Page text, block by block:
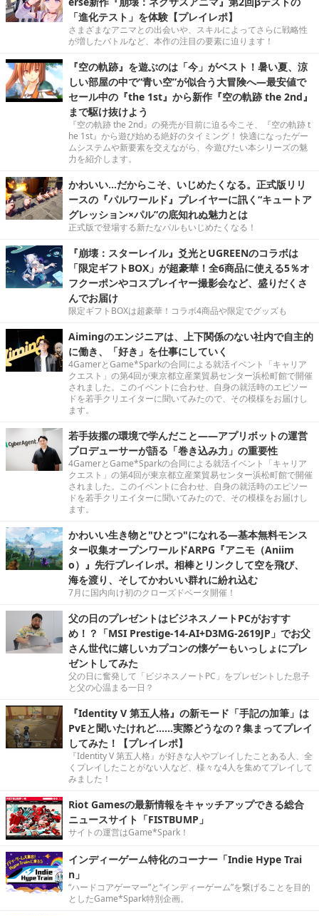
「進化テスト」を体験【プレイレポ】
さまざまなアニマとの出会いや、スキルによってさらに戦略性
が増したバトルなど、本作の注目の要素に迫ります！
『空の軌跡』を遊ぶのは「今」がベスト！暑い夏、涼
しい部屋の中で“青い空”が似合う大冒険へ―最安値で
セール中の『the 1st』から新作『空の軌跡 the 2nd』
まで駆け抜けよう
『空の軌跡 the 2nd』の発売が目前に迫る今こそ、『空の軌跡 t
he 1st』から遊び始める絶好のタイミング！ 快適になったゲー
ムシステムや新要素を交えながら、今遊びたい本シリーズの魅
力を紹介します。
かわいい…だからこそ、いじめたくなる。正式版リリ
ースの『パルワールド』プレイヤーに訊く“キュートア
グレッション×パル”の底知れぬ魅力とは
正式版で登場する新たなパルもいじめたくなる！
『崩壊：スターレイル』爻光とUGREENのコラボは
「限定ギフトBOX」が超豪華！全6商品に使える5％オ
フクーポンやコスプレイヤー撮影会など、盛りだくさ
んでお届け
限定ギフトBOXは超豪華！コラボ4商品や限定でグッズも
Aimingのエンジニアは、上下関係のない社内で自主的
に働き、「好き」を仕事にしていく
4GamerとGame*Sparkの合同による就活イベント「キャリア
クエスト」の第4回が東京都立産業貿易センター浜松町館で開催
されました。このイベントに合わせ、自身の就活時のエピソー
ドを若手クリエイターに聞いてみたので、その模様をお届けし
ます。
若手抜擢の環境で学んだこと――アプリボットの運営
プロデューサーが語る「巻き込み力」の重要性
4GamerとGame*Sparkの合同による就活イベント「キャリア
クエスト」の第4回が東京都立産業貿易センター浜松町館で開催
されました。このイベントに合わせ、自身の就活時のエピソー
ドを若手クリエイターに聞いてみたので、その模様をお届けし
ます。
かわいい生き物と"ひとつ"になれる―基本無料モンス
ター収集オープンワールドARPG『アニモ（Aniim
o）』先行プレイレポ。相棒とリンクして空を飛び、
海を渡り、そしてかわいい群れに紛れ込む
7月に国内向け初のクローズドベータ開催！
父の日のプレゼントはビジネスノートPCがおすす
め！？「MSI Prestige-14-AI+D3MG-2619JP」でお父
さん世代に嬉しいカプコンの懐ゲーもいっしょにプレ
ゼントしてみた
父の日に奮発して「ビジネスノートPC」をプレゼントした息子
と父の心温まる一日？
『Identity V 第五人格』の新モード「手記の加筆」は
PvEと聞いたけれど……実際どうなの？集まってプレイ
してみた！【プレイレポ】
『Identity V 第五人格』が好きな人やプレイしたことある人、全
くプレイしたことがない人など、様々な4人を集めてプレイして
みました！
Riot Gamesの最新情報をキャッチアップできる総合
ニュースサイト「FISTBUMP」
サイトの運営はGame*Spark！
インディーゲーム特化のコーナー「Indie Hype Trai
n」
“ハードコアゲーマー”と“インディーゲーム”を繋げることを目的
としたGame*Spark特別企画。